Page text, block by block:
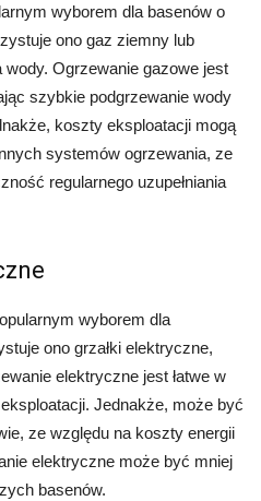
wyborem dla basenów o
ono gaz ziemny lub
wody. Ogrzewanie gazowe jest
szybkie podgrzewanie wody
koszty eksploatacji mogą
systemów ogrzewania, ze
regularnego uzupełniania
wyborem dla
ono grzałki elektryczne,
elektryczne jest łatwe w
Jednakże, może być
ze względu na koszty energii
elektryczne może być mniej
basenów.